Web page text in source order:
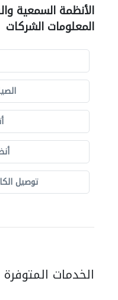
الأنظمة السمعية
المعلومات الشركات
توصيل
الخدمات